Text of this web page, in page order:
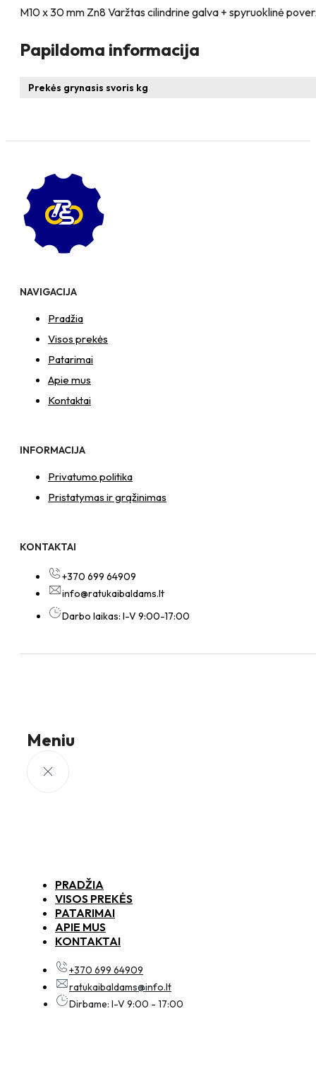
M10 x 30 mm Zn8 Varžtas cilindrine galva + spyruoklinė
Papildoma informacija
Prekės grynasis svoris kg
NAVIGACIJA
Pradžia
Visos prekės
Patarimai
Apie mus
Kontaktai
INFORMACIJA
Privatumo politika
Pristatymas ir grąžinimas
KONTAKTAI
+370 699 64909
info@ratukaibaldams.lt
Darbo laikas: I-V 9:00-17:00
Meniu
PRADŽIA
VISOS PREKĖS
PATARIMAI
APIE MUS
KONTAKTAI
+370 699 64909
ratukaibaldams@info.lt
Dirbame: I-V 9:00 - 17:00